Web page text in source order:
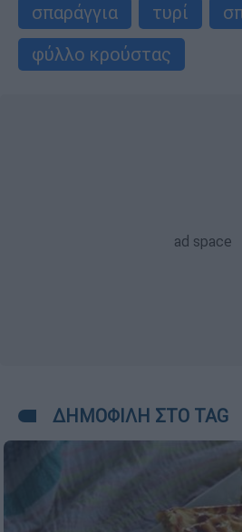
σπαράγγια
τυρί
φύλλο κρούστας
ΔΗΜΟΦΙΛΗ ΣΤΟ TAG